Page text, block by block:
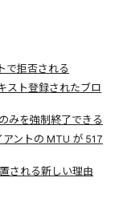
で拒否される
スト登録されたブロ
みを強制終了できる
ントの MTU が 517
される新しい理由